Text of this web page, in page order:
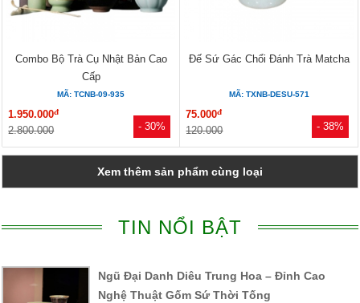
- 30%
Combo Bộ Trà Cụ Nhật Bản Cao
Cấp
MÃ: TCNB-09-935
1.950.000đ
2.800.000 - 38%
Đế Sứ Gác Chổi Đánh Trà Matcha
MÃ: TXNB-DESU-571
75.000đ
120.000
Xem thêm sản phẩm cùng loại
TIN NỔI BẬT
Ngũ Đại Danh Diêu Trung Hoa – Đỉnh Cao
Nghệ Thuật Gốm Sứ Thời Tống